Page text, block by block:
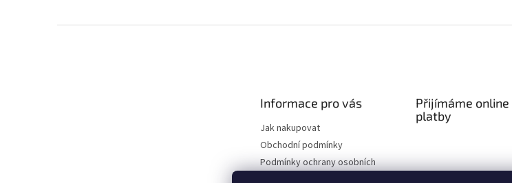
Informace pro vás
Jak nakupovat
Obchodní podmínky
Podmínky ochrany osobních
Přijímáme online
platby